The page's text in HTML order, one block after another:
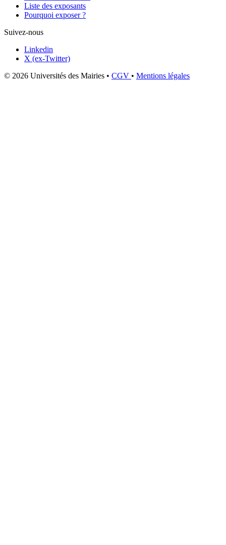
Liste des exposants
Pourquoi exposer ?
Suivez-nous
Linkedin
X (ex-Twitter)
© 2026 Universités des Mairies • CGV • Mentions légales